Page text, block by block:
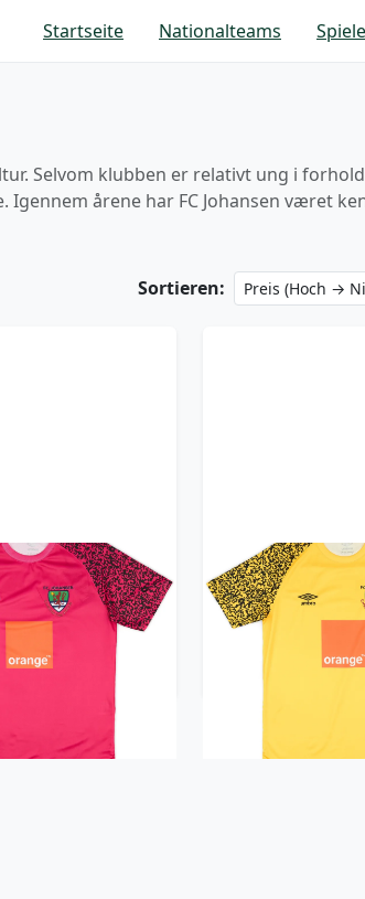
Startseite Nationalteams
Selvom klubben er relativt ung i
årene har FC Johansen været
Sortieren:
Johansen GK Shirt
(M)
· ca. €35
kaufen
2022-23 FC
29.99£ ·
Trikot